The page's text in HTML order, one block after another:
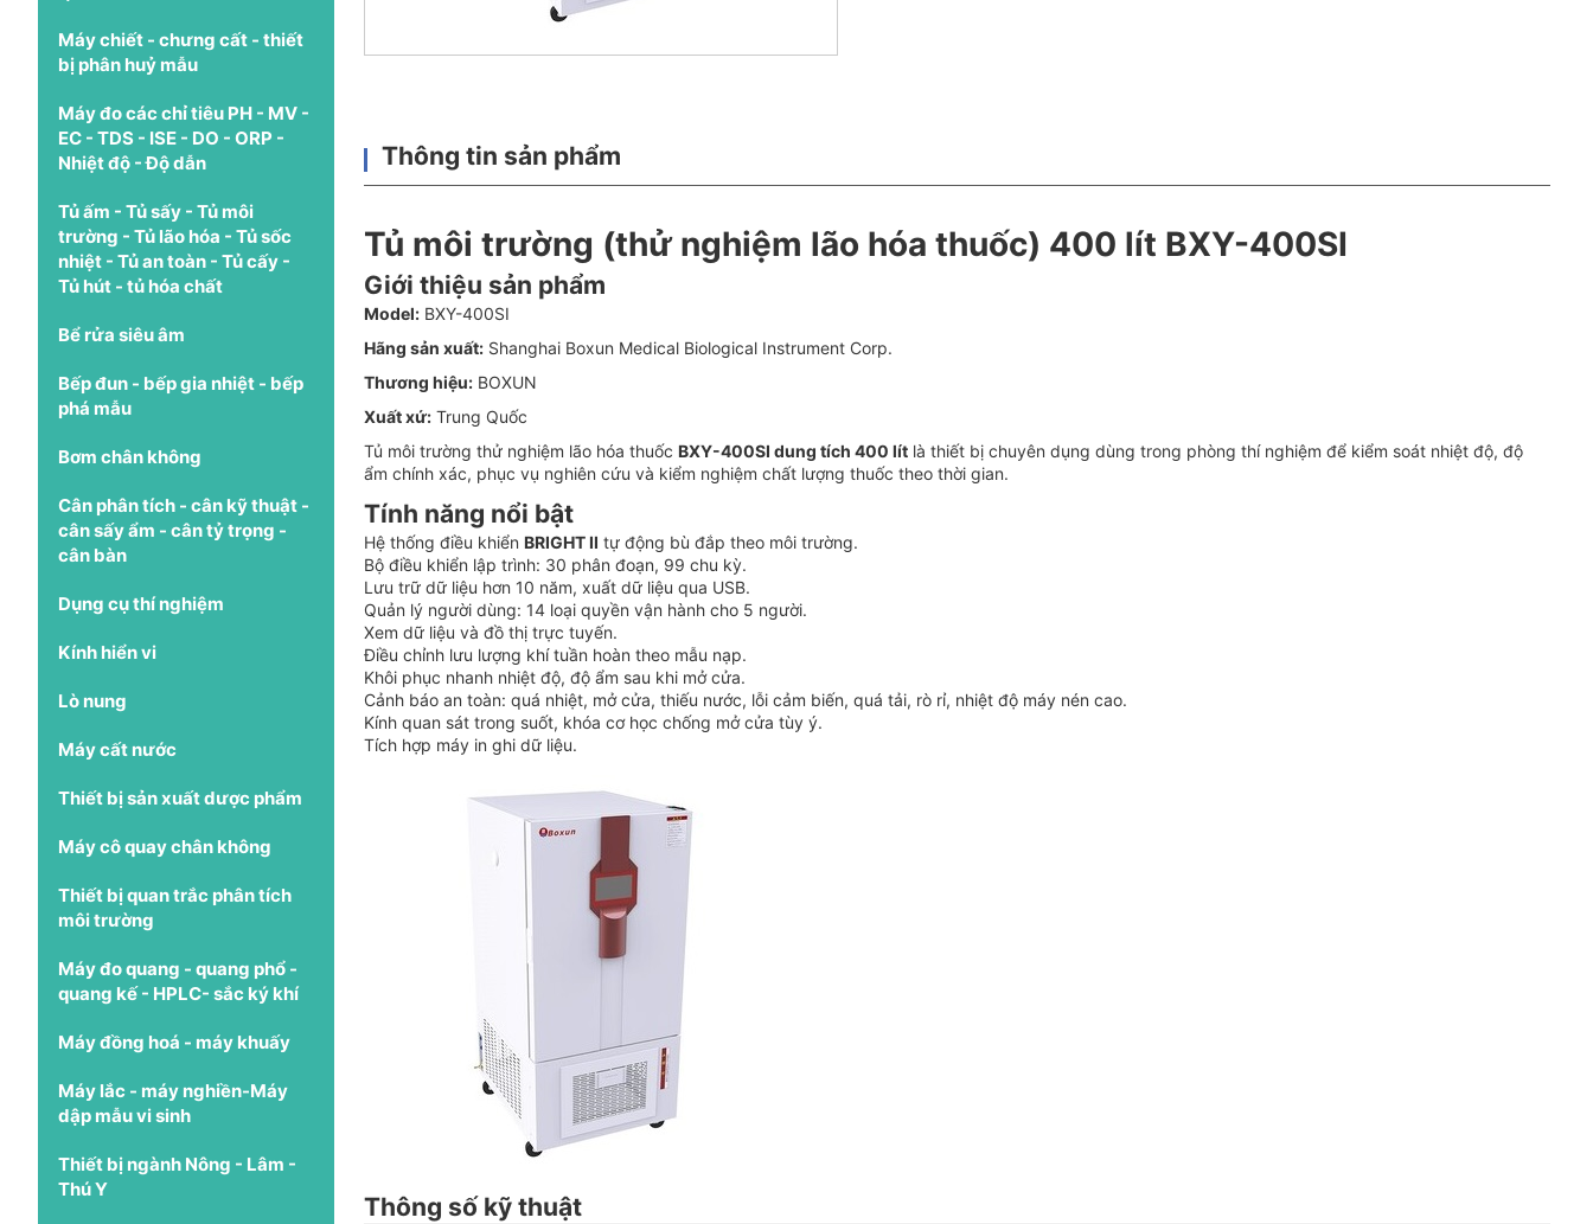
Máy chiết - chưng cất - thiết
bị phân huỷ mẫu
Máy đo các chỉ tiêu PH - MV -
EC - TDS - ISE - DO - ORP -
Nhiệt độ - Độ dẫn
Tủ ấm - Tủ sấy - Tủ môi
trường - Tủ lão hóa - Tủ sốc
nhiệt - Tủ an toàn - Tủ cấy -
Tủ hút - tủ hóa chất
Bể rửa siêu âm
Bếp đun - bếp gia nhiệt - bếp
phá mẫu
Bơm chân không
Cân phân tích - cân kỹ thuật -
cân sấy ẩm - cân tỷ trọng -
cân bàn
Dụng cụ thí nghiệm
Kính hiển vi
Lò nung
Máy cất nước
Thiết bị sản xuất dược phẩm
Máy cô quay chân không
Thiết bị quan trắc phân tích
môi trường
Máy đo quang - quang phổ -
quang kế - HPLC- sắc ký khí
Máy đồng hoá - máy khuấy
Máy lắc - máy nghiền-Máy
dập mẫu vi sinh
Thiết bị ngành Nông - Lâm -
Thú Y
Thông tin sản phẩm
Tủ môi trường (thử nghiệm lão hóa thuốc) 400 lít BXY-400SI
Giới thiệu sản phẩm
Model: BXY-400SI
Hãng sản xuất: Shanghai Boxun Medical Biological Instrument Corp.
Thương hiệu: BOXUN
Xuất xứ: Trung Quốc
Tủ môi trường thử nghiệm lão hóa thuốc BXY-400SI dung tích 400 lít là thiết bị chuyên dụng dùng trong phòng thí nghiệm để kiểm soát nhiệt độ, độ
ẩm chính xác, phục vụ nghiên cứu và kiểm nghiệm chất lượng thuốc theo thời gian.
Tính năng nổi bật
Hệ thống điều khiển BRIGHT II tự động bù đắp theo môi trường.
Bộ điều khiển lập trình: 30 phân đoạn, 99 chu kỳ.
Lưu trữ dữ liệu hơn 10 năm, xuất dữ liệu qua USB.
Quản lý người dùng: 14 loại quyền vận hành cho 5 người.
Xem dữ liệu và đồ thị trực tuyến.
Điều chỉnh lưu lượng khí tuần hoàn theo mẫu nạp.
Khôi phục nhanh nhiệt độ, độ ẩm sau khi mở cửa.
Cảnh báo an toàn: quá nhiệt, mở cửa, thiếu nước, lỗi cảm biến, quá tải, rò rỉ, nhiệt độ máy nén cao.
Kính quan sát trong suốt, khóa cơ học chống mở cửa tùy ý.
Tích hợp máy in ghi dữ liệu.
Thông số kỹ thuật